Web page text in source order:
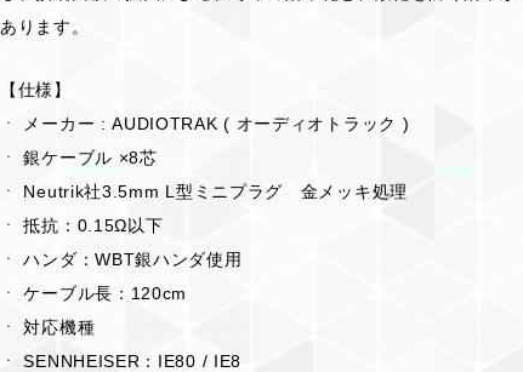
あります。
【仕様】
ㆍ メーカー : AUDIOTRAK ( オーディオトラック )
ㆍ 銀ケーブル ×8芯
ㆍ Neutrik社3.5mm L型ミニプラグ 金メッキ処理
ㆍ 抵抗：0.15Ω以下
ㆍ ハンダ：WBT銀ハンダ使用
ㆍ ケーブル長：120cm
ㆍ 対応機種
ㆍ SENNHEISER：IE80 / IE8